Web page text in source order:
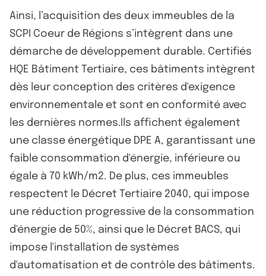
Ainsi, l’acquisition des deux immeubles de la
SCPI Coeur de Régions s’intègrent dans une
démarche de développement durable. Certifiés
HQE Bâtiment Tertiaire, ces bâtiments intègrent
dès leur conception des critères d'exigence
environnementale et sont en conformité avec
les dernières normes.Ils affichent également
une classe énergétique DPE A, garantissant une
faible consommation d'énergie, inférieure ou
égale à 70 kWh/m2. De plus, ces immeubles
respectent le Décret Tertiaire 2040, qui impose
une réduction progressive de la consommation
d'énergie de 50%, ainsi que le Décret BACS, qui
impose l'installation de systèmes
d'automatisation et de contrôle des bâtiments.